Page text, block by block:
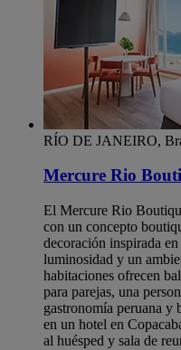
RÍO DE JANEIRO,
Mercure Rio
El Mercure Rio
con un concepto
decoración inspirada
luminosidad y un
habitaciones ofrecen
para parejas, una
gastronomía peruana y
en un hotel en
al huésped y sala de